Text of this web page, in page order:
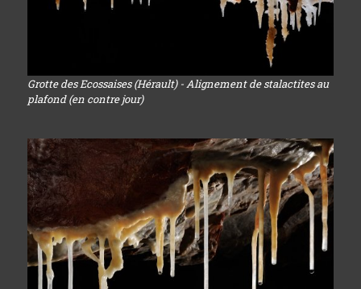
Grotte des Ecossaises (Hérault) - Alignement de stalactites au
plafond (en contre jour)